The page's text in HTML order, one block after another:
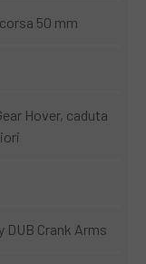
50 mm
Hover, caduta
DUB Crank Arms